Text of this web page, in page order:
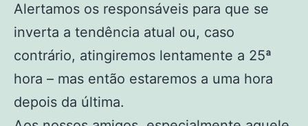
Alertamos os responsáveis para que se
inverta a tendência atual ou, caso
contrário, atingiremos lentamente a 25ª
hora – mas então estaremos a uma hora
depois da última.